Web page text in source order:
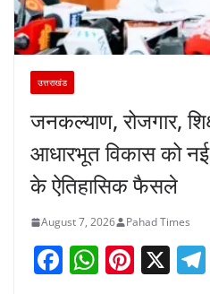
उत्तराखंड
जनकल्याण, रोजगार,
आधारभूत विकास को
के ऐतिहासिक फैसले
August 7, 2026 Pahad Times
F W Pi X